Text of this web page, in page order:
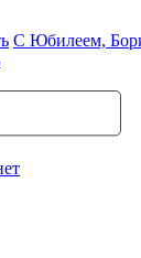
С Юбилеем,